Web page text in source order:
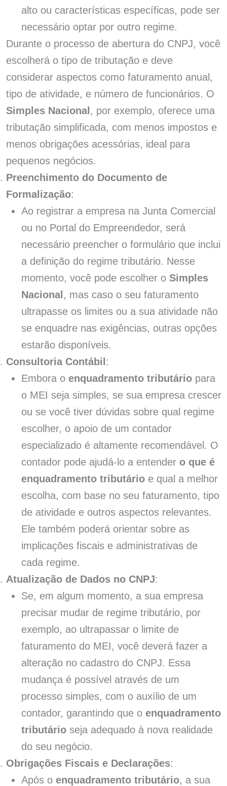
alto ou características específicas, pode ser
necessário optar por outro regime.
Durante o processo de abertura do CNPJ, você
escolherá o tipo de tributação e deve
considerar aspectos como faturamento anual,
tipo de atividade, e número de funcionários. O
Simples Nacional , por exemplo, oferece uma
tributação simplificada, com menos impostos e
menos obrigações acessórias, ideal para
pequenos negócios.
Preenchimento do Documento de
Formalização:
Ao registrar a empresa na Junta Comercial
ou no Portal do Empreendedor, será
necessário preencher o formulário que inclui
a definição do regime tributário. Nesse
momento, você pode escolher o Simples
Nacional , mas caso o seu faturamento
ultrapasse os limites ou a sua atividade não
se enquadre nas exigências, outras opções
estarão disponíveis.
Consultoria Contábil :
Embora o enquadramento tributáriopara
o MEI seja simples, se sua empresa crescer
ou se você tiver dúvidas sobre qual regime
escolher, o apoio de um contador
especializado é altamente recomendável. O
contador pode ajudá-lo a entender o que é
enquadramento tributárioe qual a melhor
escolha, com base no seu faturamento, tipo
de atividade e outros aspectos relevantes.
Ele também poderá orientar sobre as
implicações fiscais e administrativas de
cada regime.
Atualização de Dados no CNPJ:
Se, em algum momento, a sua empresa
precisar mudar de regime tributário, por
exemplo, ao ultrapassar o limite de
faturamento do MEI, você deverá fazer a
alteração no cadastro do CNPJ. Essa
mudança é possível através de um
processo simples, com o auxílio de um
contador, garantindo que o enquadramento
tributárioseja adequado à nova realidade
do seu negócio.
Obrigações Fiscais e Declarações:
Após o enquadramento tributário, a sua